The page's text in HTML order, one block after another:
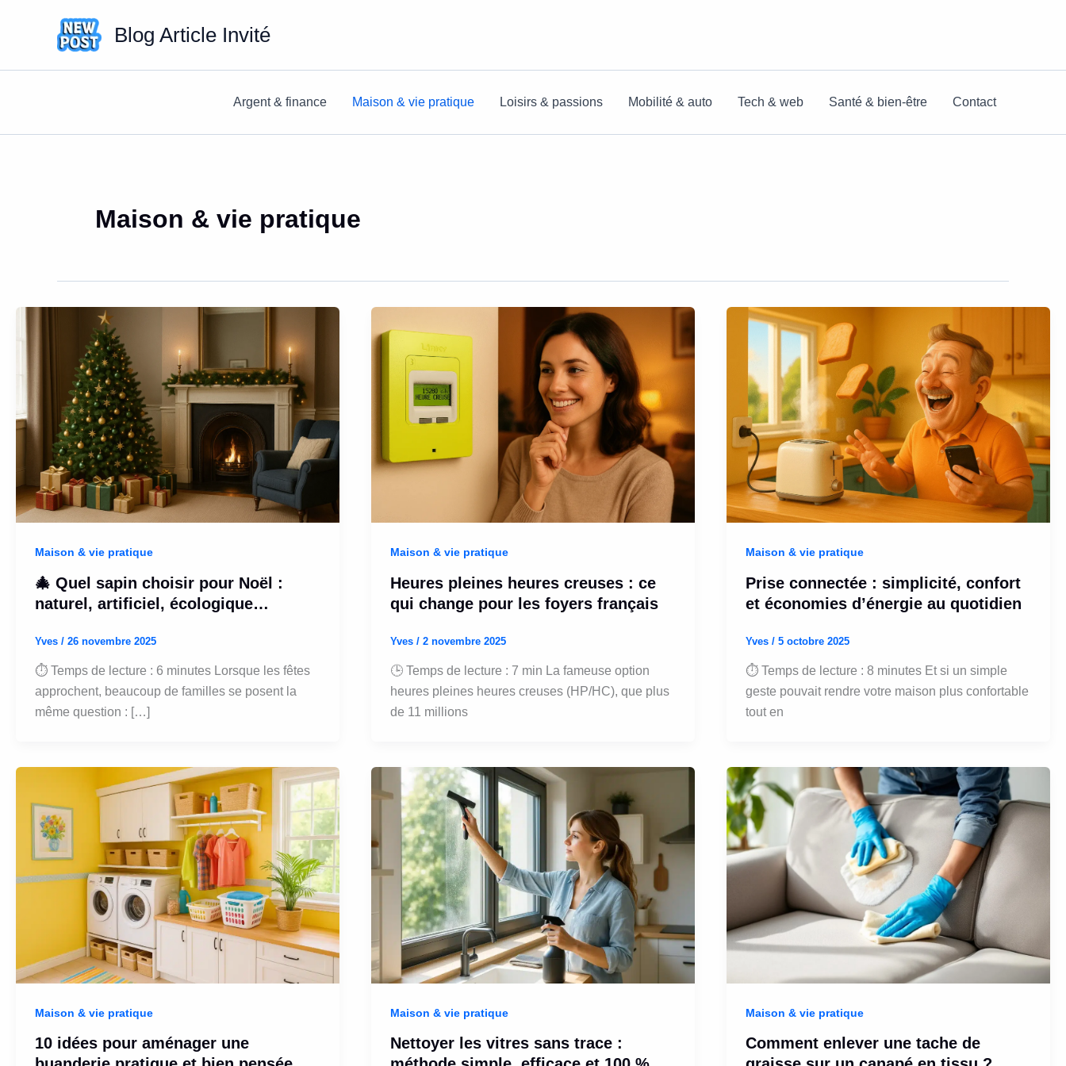
Blog Article Invité
Argent & finance Maison & vie pratique Loisirs & passions Mobilité & auto Tech & web Santé & bien-être Contact
Maison & vie pratique
Maison & vie pratique
🎄 Quel sapin choisir pour Noël :
naturel, artificiel, écologique…
Yves / 26 novembre 2025
⏱ Temps de lecture : 6 minutes Lorsque les fêtes
approchent, beaucoup de familles se posent la
même question : […]
Maison & vie pratique
Heures pleines heures creuses : ce
qui change pour les foyers français
Yves / 2 novembre 2025
🕒 Temps de lecture : 7 min La fameuse option
heures pleines heures creuses (HP/HC), que plus
de 11 millions
Maison & vie pratique
Prise connectée : simplicité, confort
et économies d’énergie au quotidien
Yves / 5 octobre 2025
⏱ Temps de lecture : 8 minutes Et si un simple
geste pouvait rendre votre maison plus confortable
tout en
Maison & vie pratique
10 idées pour aménager une
Maison & vie pratique
Nettoyer les vitres sans trace :
Maison & vie pratique
Comment enlever une tache de